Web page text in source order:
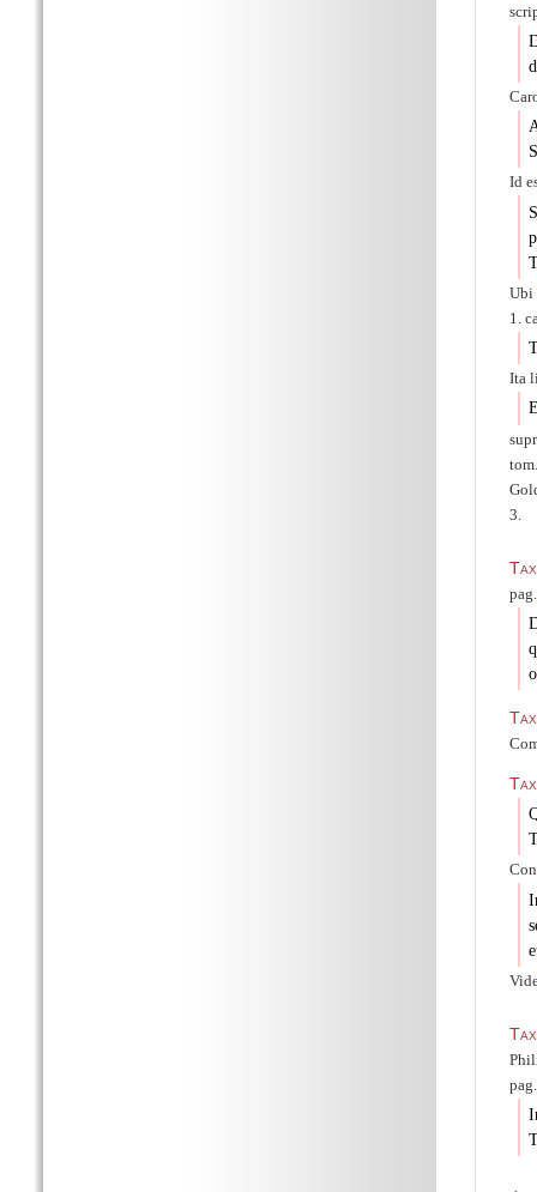
Id
Ubi
1.
Ita
3.